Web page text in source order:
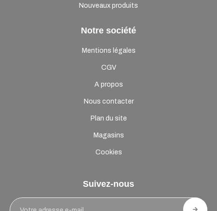
Nouveaux produits
Notre société
Mentions légales
CGV
A propos
Nous contacter
Plan du site
Magasins
Cookies
Suivez-nous